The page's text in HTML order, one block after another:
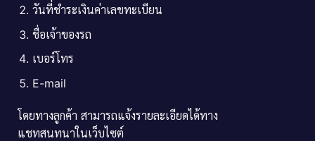
วันที่ชำระเงินค่าเลขทะเบียน
ชื่อเจ้าของรถ
เบอร์โทร
E-mail
โดยทางลูกค้า สามารถแจ้งรายละเอียดได้ทาง
แชทสนทนาในเว็บไซต์